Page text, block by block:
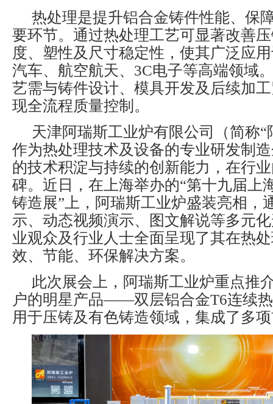
热处理是提升铝合金铸件性能、保
要环节。通过热处理工艺可显著改善
度、塑性及尺寸稳定性，使其广泛应
汽车、航空航天、3C电子等高端领域
艺需与铸件设计、模具开发及后续加
现全流程质量控制。
天津阿瑞斯工业炉有限公司（简称“
作为热处理技术及设备的专业研发制
的技术积淀与持续的创新能力，在行
碑。近日，在上海举办的“第十九届上
铸造展”上，阿瑞斯工业炉盛装亮相，
示、动态视频演示、图文解说等多元
业观众及行业人士全面呈现了其在热
效、节能、环保解决方案。
此次展会上，阿瑞斯工业炉重点推
户的明星产品——双层铝合金T6连续
用于压铸及有色铸造领域，集成了多